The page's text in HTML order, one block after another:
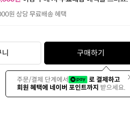
구매하기
주문/결제 단계에서
로 결제하고
회원 혜택에 네이버 포인트까지 받으세요.